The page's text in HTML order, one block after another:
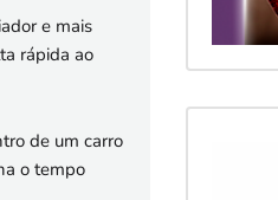
e mais
rápida ao
de um carro
o tempo